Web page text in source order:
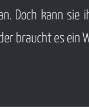
erwächst
ein Kampf
Doch kann sie
braucht es ein